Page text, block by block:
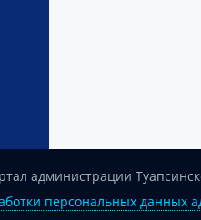
администрации
персональных данных